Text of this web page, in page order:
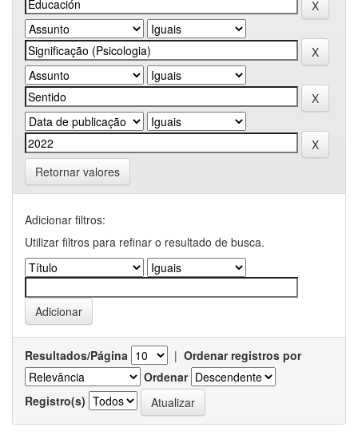
Retornar valores
Adicionar filtros:
Utilizar filtros para refinar o resultado de busca.
Resultados/Página | Ordenar registros por
Ordenar
Registro(s)